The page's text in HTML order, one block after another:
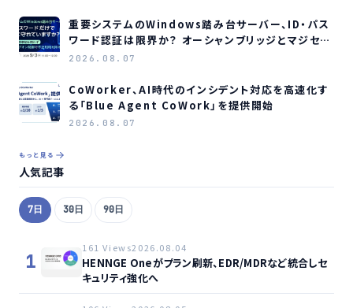
重要システムのWindows踏み台サーバー、ID・パス
ワード認証は限界か？ オーシャンブリッジとマジセミ
がウェビナー開催へ
2026.08.07
CoWorker、AI時代のインシデント対応を高速化す
る「Blue Agent CoWork」を提供開始
2026.08.07
もっと見る
人気記事
7日 30日 90日
1
161 Views2026.08.04
HENNGE Oneがプラン刷新、EDR/MDRなど統合しセ
キュリティ強化へ